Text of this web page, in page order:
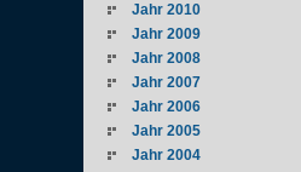
Jahr 2010
Jahr 2009
Jahr 2008
Jahr 2007
Jahr 2006
Jahr 2005
Jahr 2004